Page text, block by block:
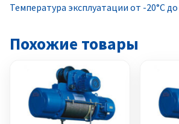
Температура эксплуатации от -20°C до
Похожие товары